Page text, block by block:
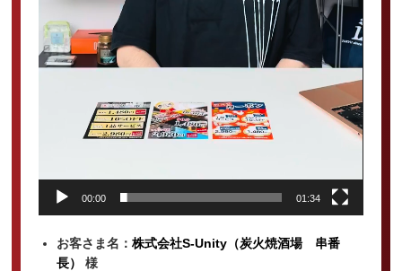
00:00 01:34
お客さま名：株式会社S-Unity（炭火焼酒場 串番
長）
様